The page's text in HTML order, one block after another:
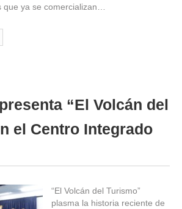
ya se comercializan…
“El Volcán del
el Centro Integrado
“El Volcán del Turismo”
plasma la historia reciente de